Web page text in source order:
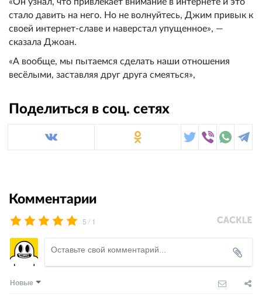
«Он узнал, что привлекает внимание в интернете и это
стало давить на него. Но не волнуйтесь, Джим привык к
своей интернет-славе и наверстал упущенное», —
сказала Джоан.
«А вообще, мы пытаемся сделать наши отношения
весёлыми, заставляя друг друга смеяться»,
Поделиться в соц. сетях
Комментарии
5 / 1
Новые